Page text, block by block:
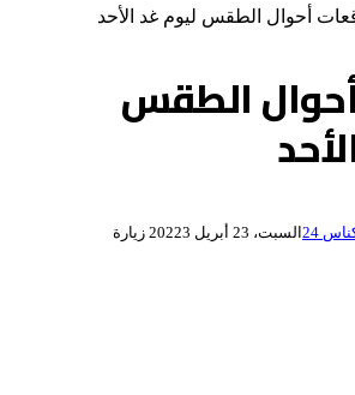
أحوال الطقس ليوم غد الأحد
الطقس
24 السبت، 23 أبريل 2022 3 زيارة